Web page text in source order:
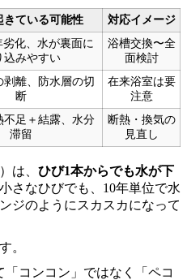
きている可能性 対応イメージ
劣化、水が裏面に
込みやすい
浴槽交換〜全
面検討
剥離、防水層の切
断
在来浴室は要
注意
不足＋結露、水分
滞留
断熱・換気の
見直し
は、 ひび1本からでも水が下
さなひびでも、10年単位で水
ジのようにスカスカになって
。
コンコン」ではなく「ペコ